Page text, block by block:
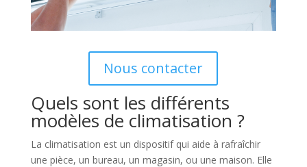
Nous contacter
Quels sont les différents
modèles de climatisation ?
La climatisation est un dispositif qui aide à rafraîchir
une pièce, un bureau, un magasin, ou une maison. Elle